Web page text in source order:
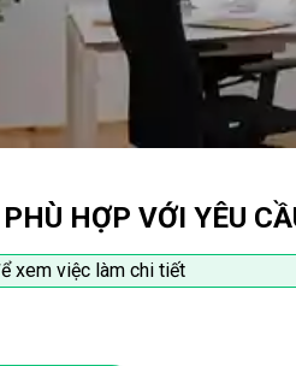
HỢP VỚI YÊU
xem việc làm chi tiết